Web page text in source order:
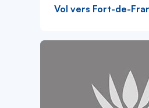
Vol vers Fort-de-